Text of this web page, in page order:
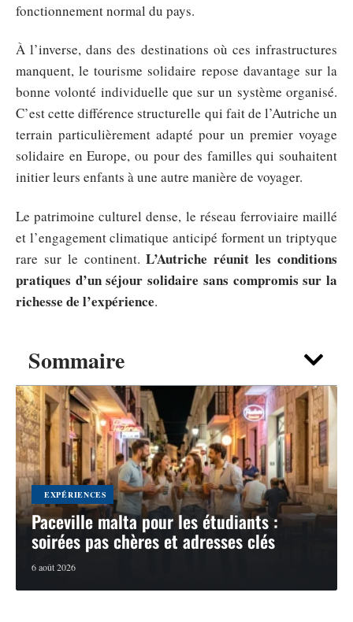
Sommaire
EXPÉRIENCES
Paceville malta pour les étudiants :
soirées pas chères et adresses clés
6 août 2026
fonctionnement normal du pays.
À l’inverse, dans des destinations où ces infrastructures
manquent, le tourisme solidaire repose davantage sur la
bonne volonté individuelle que sur un système organisé.
C’est cette différence structurelle qui fait de l’Autriche un
terrain particulièrement adapté pour un premier voyage
solidaire en Europe, ou pour des familles qui souhaitent
initier leurs enfants à une autre manière de voyager.
Le patrimoine culturel dense, le réseau ferroviaire maillé
et l’engagement climatique anticipé forment un triptyque
rare sur le continent.L’Autriche réunit les conditions
pratiques d’un séjour solidaire sans compromis sur la
richesse de l’expérience.